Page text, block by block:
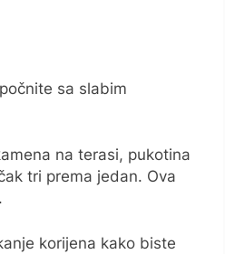
sa slabim
na terasi, pukotina
tri prema jedan. Ova
korijena kako biste